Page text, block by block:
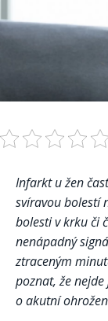
Infarkt u žen
svíravou bolestí
bolesti v krku či
nenápadný
ztraceným
poznat, že
o akutní